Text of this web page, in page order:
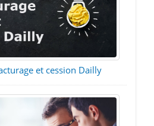
et cession Dailly